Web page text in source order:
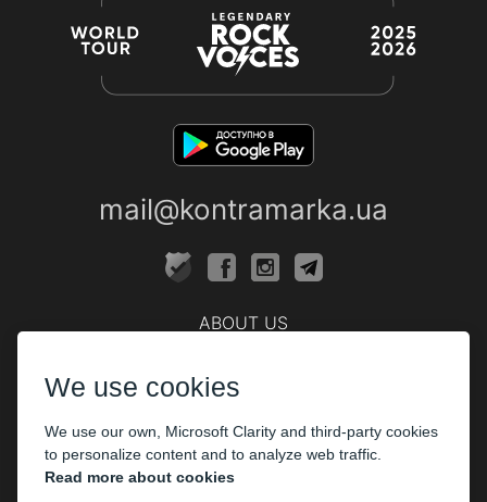
mail@kontramarka.ua
ABOUT US
The organizers
Corporate customers
We use cookies
We use our own, Microsoft Clarity and third-party cookies
to personalize content and to analyze web traffic.
Read more about cookies